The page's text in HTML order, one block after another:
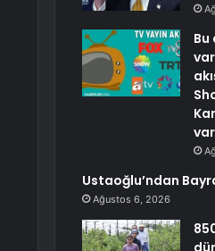
Ustaoğlu’ndan
Ağustos 6, 2026